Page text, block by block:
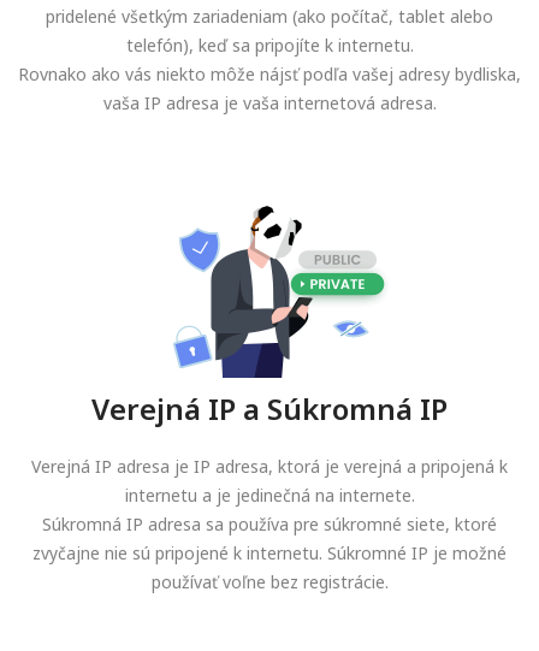
pridelené všetkým zariadeniam (ako počítač, tablet alebo
telefón), keď sa pripojíte k internetu.
Rovnako ako vás niekto môže nájsť podľa vašej adresy bydliska,
vaša IP adresa je vaša internetová adresa.
Verejná IP a Súkromná IP
Verejná IP adresa je IP adresa, ktorá je verejná a pripojená k
internetu a je jedinečná na internete.
Súkromná IP adresa sa používa pre súkromné siete, ktoré
zvyčajne nie sú pripojené k internetu. Súkromné IP je možné
používať voľne bez registrácie.